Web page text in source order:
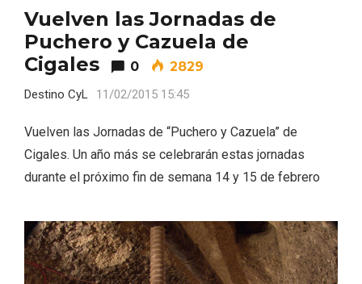
Vuelven las Jornadas de
Puchero y Cazuela de
Cigales
0 2829
Destino CyL 11/02/2015 15:45
Vuelven las Jornadas de “Puchero y Cazuela” de
Cigales. Un año más se celebrarán estas jornadas
durante el próximo fin de semana 14 y 15 de febrero